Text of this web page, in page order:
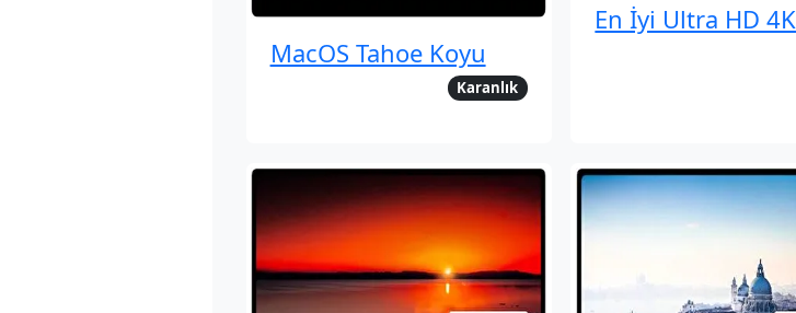
MacOS Tahoe Koyu
Karanlık
En İyi Ultra HD 4K